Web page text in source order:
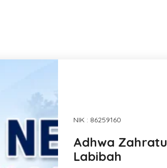
NIK : 86259160
Adhwa Zahratu
Labibah